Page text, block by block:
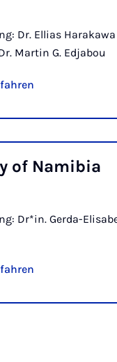
Dr. Ellias Harakawa
Martin G. Edjabou
of Na­mi­bia
Dr*in. Gerda-